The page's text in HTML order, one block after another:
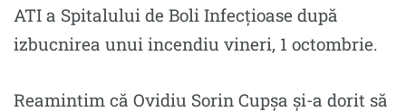
ATI a Spitalului de Boli Infecțioase după
izbucnirea unui incendiu vineri, 1 octombrie.
Reamintim că Ovidiu Sorin Cupșa și-a dorit să